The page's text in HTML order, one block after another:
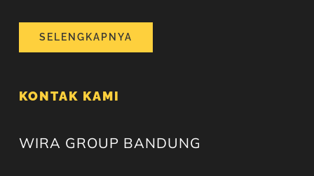
SELENGKAPNYA
KONTAK KAMI
WIRA GROUP BANDUNG